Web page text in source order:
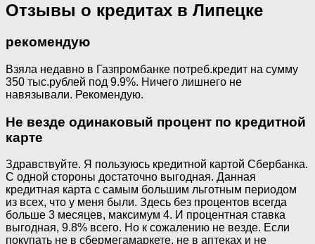
Отзывы о кредитах в Липецке
рекомендую
Взяла недавно в Газпромбанке потреб.кредит на сумму
350 тыс.рублей под 9.9%. Ничего лишнего не
навязывали. Рекомендую.
Не везде одинаковый процент по кредитной
карте
Здравствуйте. Я пользуюсь кредитной картой Сбербанка.
С одной стороны достаточно выгодная. Данная
кредитная карта с самым большим льготным периодом
из всех, что у меня были. Здесь без процентов всегда
больше 3 месяцев, максимум 4. И процентная ставка
выгодная, 9.8% всего. Но к сожалению не везде. Если
покупать не в сбермегамаркете, не в аптеках и не